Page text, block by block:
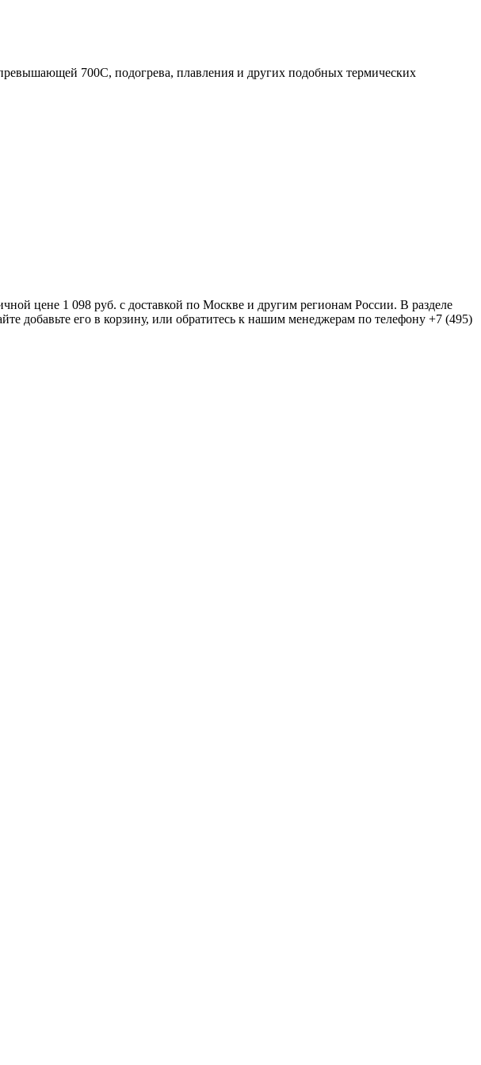
700С, подогрева, плавления и других подобных термических
цене 1 098 руб. с доставкой по Москве и другим регионам России. В разделе
добавьте его в корзину, или обратитесь к нашим менеджерам по телефону +7 (495)